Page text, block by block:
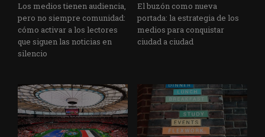
Los medios tienen audiencia,
pero no siempre comunidad:
cómo activar a los lectores
que siguen las noticias en
silencio
El buzón como nueva
portada: la estrategia de los
medios para conquistar
ciudad a ciudad